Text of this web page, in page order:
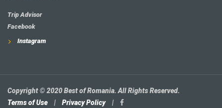
Trip Advisor
Facebook
Instagram
Copyright © 2020 Best of Romania. All Rights Reserved.
Terms of Use
| Privacy Policy |